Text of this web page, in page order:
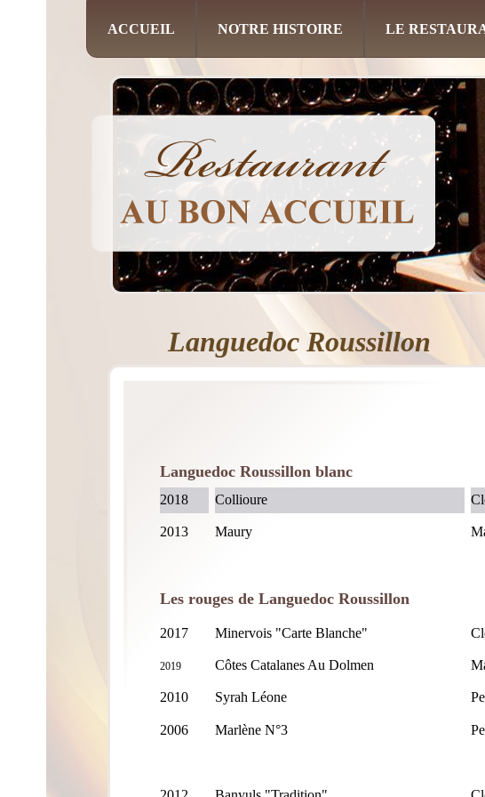
ACCUEIL NOTRE HISTOIRE LE
Languedoc Roussillon
Languedoc Roussillon blanc
2018
Collioure
2013 Maury
Les rouges de Languedoc Roussillon
2017 Minervois "Carte Blanche"
2019 Côtes Catalanes Au Dolmen
2010 Syrah Léone
2006 Marlène N°3